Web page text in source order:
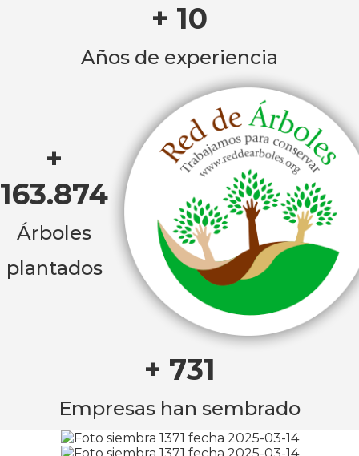
+ 10
Años de experiencia
+
163.874
Árboles
plantados
+ 731
Empresas han sembrado